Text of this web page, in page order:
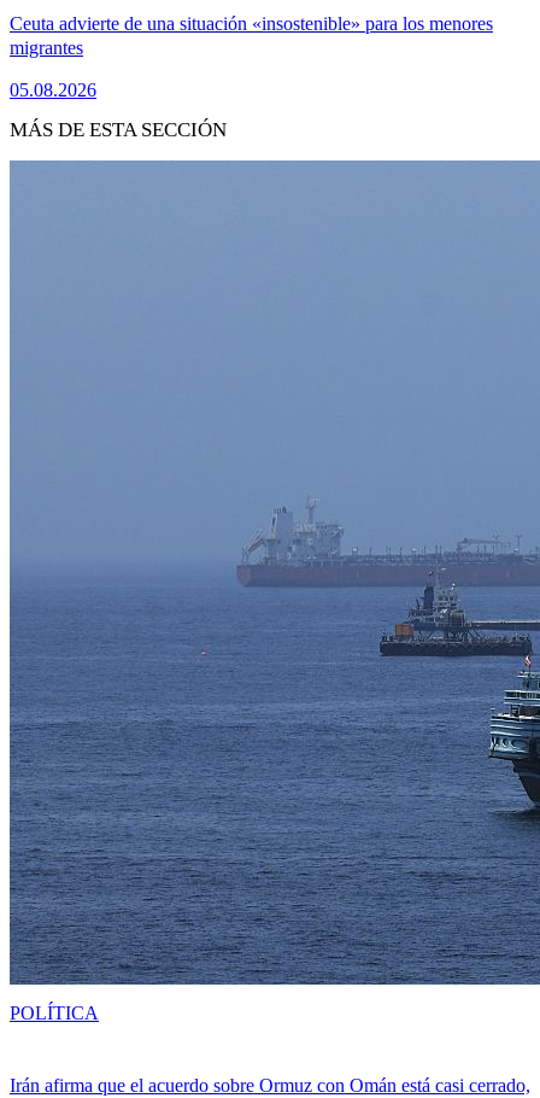
Ceuta advierte de una situación «insostenible» para los menores
migrantes
05.08.2026
MÁS DE ESTA SECCIÓN
Irán afirma que el acuerdo sobre Ormuz con Omán está casi cerrado,
POLÍTICA